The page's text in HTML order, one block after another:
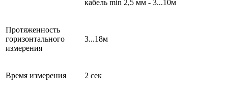
кабель min 2,5 мм - 3...10м
Протяженность
горизонтального
измерения
3...18м
Время измерения 2 сек